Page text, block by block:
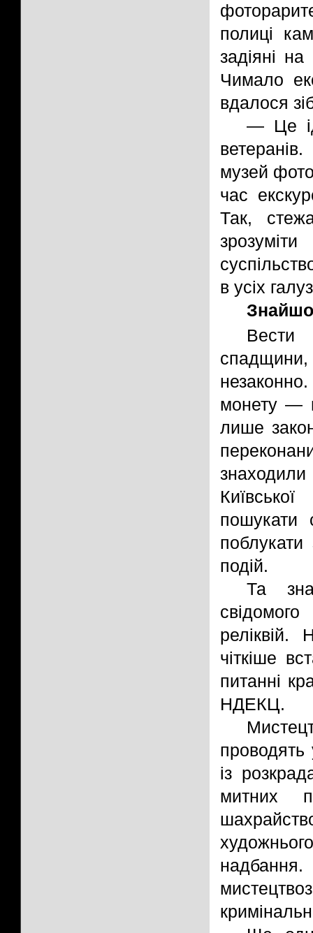
полиці
задіяні
Чимало
вдалося
— Це
музей
час
Так,
в усіх
Вести
монету —
лише
пошукати
поблукати
подій.
Та
чіткіше
питанні
НДЕКЦ.
проводять
із
митних